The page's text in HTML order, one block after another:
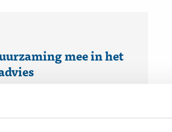
mee in het